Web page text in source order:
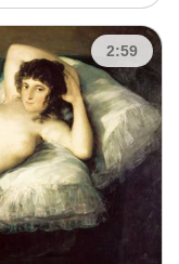
2:59